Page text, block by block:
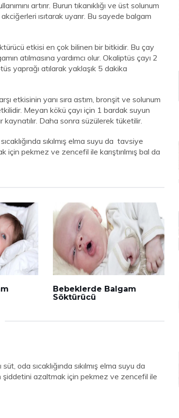
artırır. Burun tıkanıklığı ve üst solunum
ısıtarak uyarır. Bu sayede balgam
etkisi en çok bilinen bir bitkidir. Bu çay
atılmasına yardımcı olur. Okaliptüs çayı 2
yaprağı atılarak yaklaşık 5 dakika
etkisinin yanı sıra astım, bronşit ve solunum
Meyan kökü çayı için 1 bardak suyun
kaynatılır. Daha sonra süzülerek tüketilir.
sıkılmış elma suyu da tavsiye
pekmez ve zencefil ile karıştırılmış bal da
Bebeklerde Balgam
Söktürücü
oda sıcaklığında sıkılmış elma suyu da
şiddetini azaltmak için pekmez ve zencefil ile